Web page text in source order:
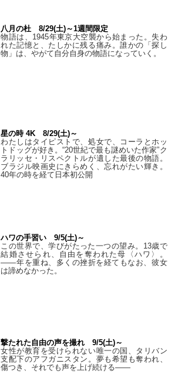
八月の杜 8/29(土)～1週間限定
物語は、1945年東京大空襲から始まった。失わ
れた記憶と、たしかに残る痛み。誰かの「探し
物」は、やがて自分自身の物語になっていく。
星の時 4K 8/29(土)～
わたしはタイピストで、処⼥で、コーラとホッ
トドッグが好き。“20世紀で最も謎めいた作家”ク
ラリッセ・リスペクトルが遺した最後の物語。
ブラジル映画史にきらめく、忘れがたい輝き。
40年の時を経て⽇本初公開
ハワの手習い 9/5(土)～
この世界で、学びがたった一つの望み。13歳で
結婚させられ、自由を奪われた母〈ハワ〉。
——年を重ね、多くの挫折を経てもなお、彼女
は諦めなかった。
撃たれた自由の声を撮れ 9/5(土)～
女性が教育を受けられない唯一の国、タリバン
支配下のアフガニスタン。夢も希望も奪われ、
傷つき、それでも声を上げ続ける——